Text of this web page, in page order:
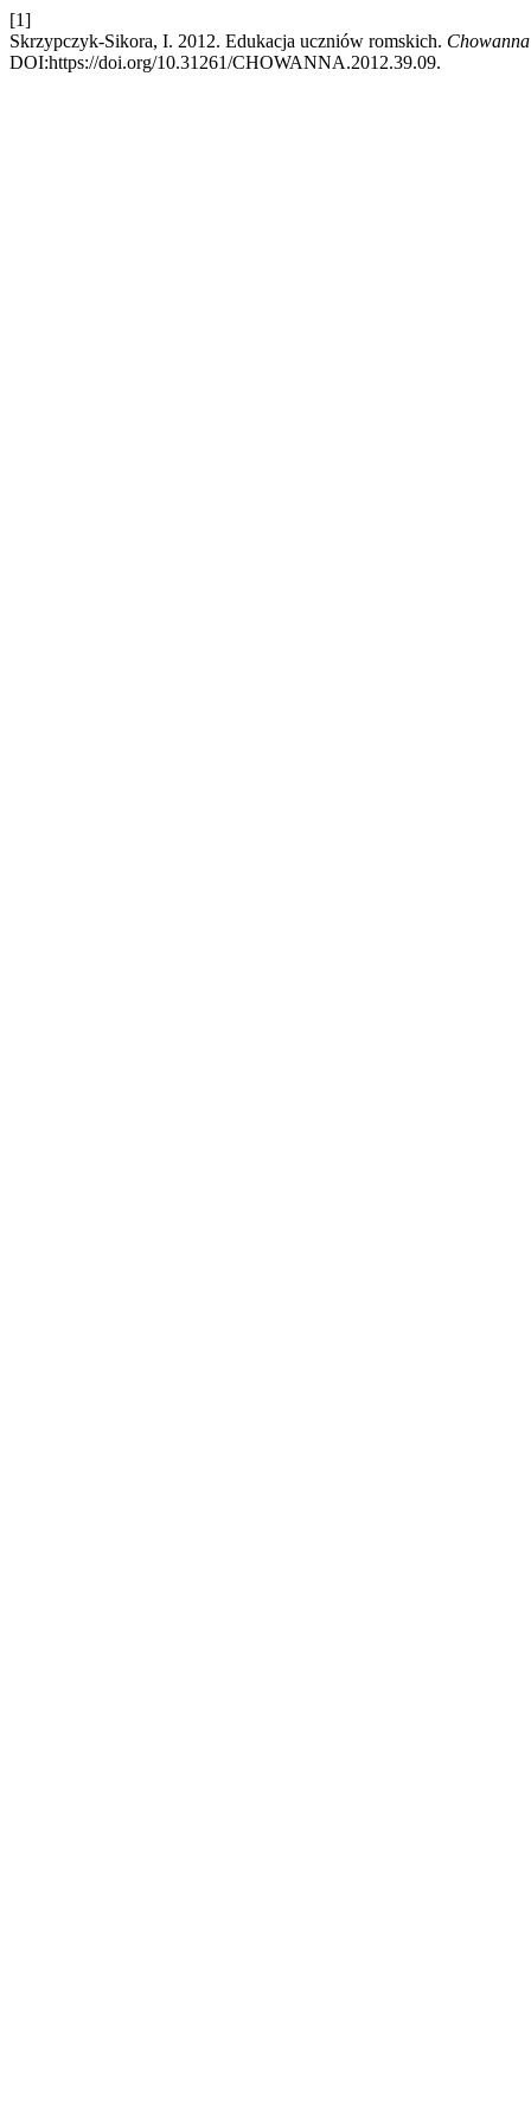
[1]
Skrzypczyk-Sikora, I. 2012. Edukacja uczniów romskich. Chowanna
DOI:https://doi.org/10.31261/CHOWANNA.2012.39.09.